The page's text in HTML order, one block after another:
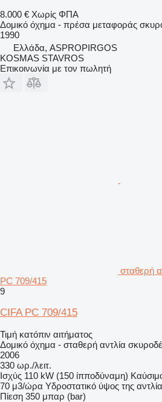
8.000 € Χωρίς ΦΠΑ
Δομικό όχημα - πρέσα μεταφοράς
1990
Ελλάδα, ASPROPIRGOS
KOSMAS STAVROS
Επικοινωνία με τον πωλητή
σταθερή
PC 709/415
9
CIFA PC 709/415
Τιμή κατόπιν αιτήματος
Δομικό όχημα - σταθερή αντλία
2006
330 ωρ./λειτ.
Ισχύς 110 kW (150 ίπποδύναμη)
70 μ3/ώρα Υδροστατικό ύψος της
Πίεση 350 μπαρ (bar)